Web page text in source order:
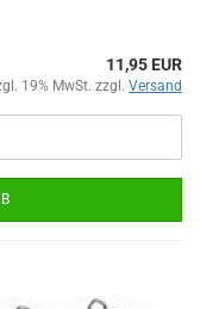
11,95 EUR
19% MwSt. zzgl. Versand